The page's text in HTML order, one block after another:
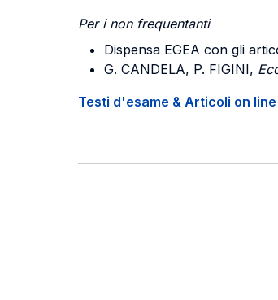
Per i non frequentanti
Dispensa EGEA con gli
G. CANDELA, P. FIGINI,
Testi d'esame & Articoli on